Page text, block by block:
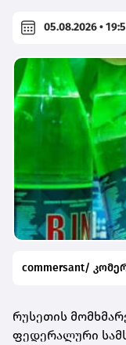
05.08.2026 •
commersant/
რუსეთის
ფედერალური